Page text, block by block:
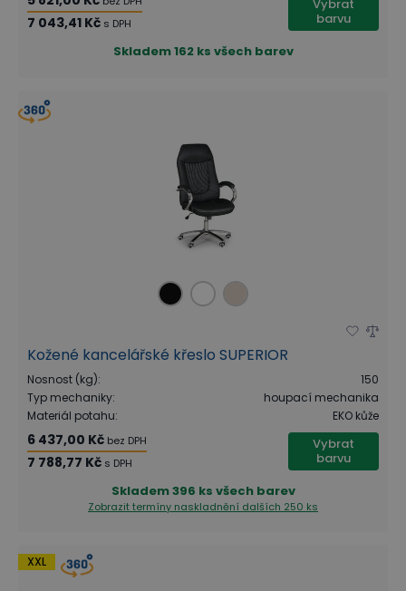
7 043,41 Kč s DPH
Vybrat
barvu
Skladem162 ks všech barev
Kožené kancelářské křeslo SUPERIOR
Nosnost (kg):
150
Typ mechaniky:
houpací mechanika
Materiál potahu: EKO kůže
6 437,00 Kč bez DPH
7 788,77 Kč s DPH
Vybrat
barvu
Skladem396 ks všech barev
Zobrazit termíny naskladnění dalších 250 ks
XXL